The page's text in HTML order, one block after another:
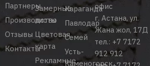
Партнеры
Производство
Отзывы
Контакты
Замерные
листы
Цветовая
карта
Рекламные
Караганда
Павлодар
Семей
Усть-
Каменогорск
офис
г. Астана, ул.
Жана жол, 17Д
тел.: +7 7172
912 912